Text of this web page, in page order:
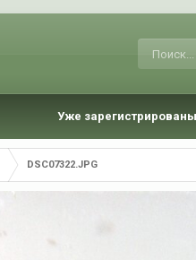
Уже
DSC07322.JPG